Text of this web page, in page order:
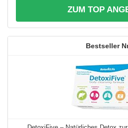
ZUM TOP